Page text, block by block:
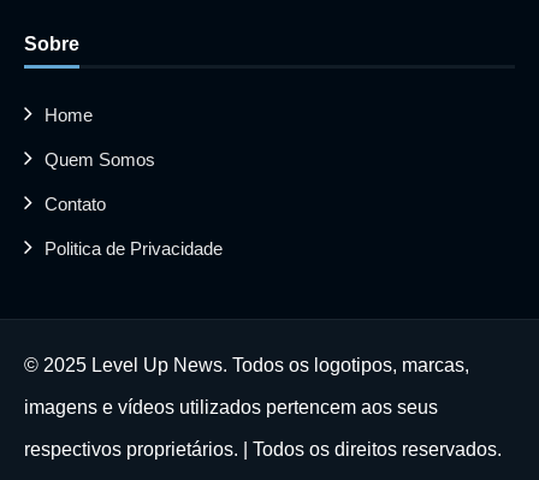
Sobre
Home
Quem Somos
Contato
Politica de Privacidade
© 2025 Level Up News. Todos os logotipos, marcas,
imagens e vídeos utilizados pertencem aos seus
respectivos proprietários. | Todos os direitos reservados.